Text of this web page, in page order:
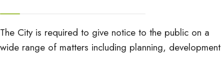
The City is required to give notice to the public on a
wide range of matters including planning, development